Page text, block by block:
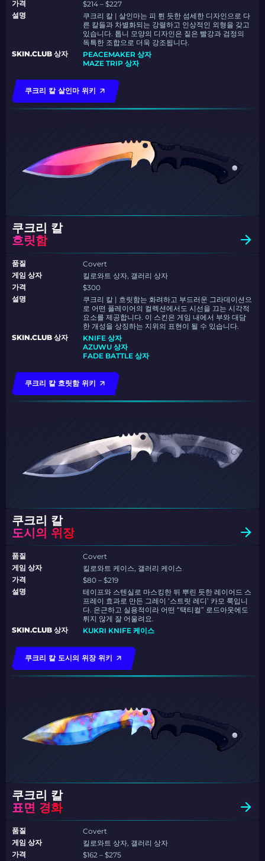
가격
$214 – $227
설명
쿠크리 칼 | 살인마는 피 튄 듯한 섬세한 디자인으로 다
른 칼들과 차별화되는 강렬하고 인상적인 외형을 갖고
있습니다. 톱니 모양의 디자인은 짙은 빨강과 검정의
독특한 조합으로 더욱 강조됩니다.
SKIN.CLUB 상자
PEACEMAKER 상자
MAZE TRIP 상자
쿠크리 칼 살인마 위키
쿠크리 칼
흐릿함
품질
Covert
게임 상자
킬로와트 상자, 갤러리 상자
가격
$300
설명
쿠크리 칼 | 흐릿함는 화려하고 부드러운 그라데이션으
로 어떤 플레이어의 컬렉션에서도 시선을 끄는 시각적
요소를 제공합니다. 이 스킨은 게임 내에서 부와 대담
한 개성을 상징하는 지위의 표현이 될 수 있습니다.
SKIN.CLUB 상자
KNIFE 상자
AZUWU 상자
FADE BATTLE 상자
쿠크리 칼 흐릿함 위키
쿠크리 칼
도시의 위장
품질
Covert
게임 상자
킬로와트 케이스, 갤러리 케이스
가격
$80 – $219
설명
테이프와 스텐실로 마스킹한 뒤 뿌린 듯한 레이어드 스
프레이 효과로 만든 그레이 ‘스트릿 레디’ 카모 룩입니
다. 은근하고 실용적이라 어떤 “택티컬” 로드아웃에도
튀지 않게 잘 어울려요.
SKIN.CLUB 상자
KUKRI KNIFE 케이스
쿠크리 칼 도시의 위장 위키
쿠크리 칼
표면 경화
품질
Covert
게임 상자
킬로와트 상자, 갤러리 상자
가격
$162 – $275